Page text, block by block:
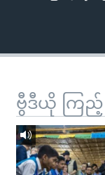
ဗွီဒီယို ကြည့်